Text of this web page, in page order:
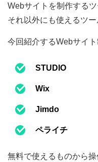
Webサイトを制作する
それ以外にも使えるツー
今回紹介するWebサイ
STUDIO
Wix
Jimdo
ペライチ
無料で使えるものから